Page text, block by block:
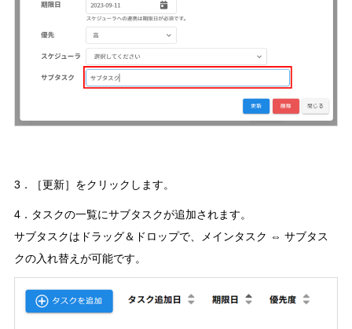
3．［更新］をクリックします。
4．タスクの一覧にサブタスクが追加されます。
サブタスクはドラッグ＆ドロップで、メインタスク ⇔ サブタス
クの入れ替えが可能です。